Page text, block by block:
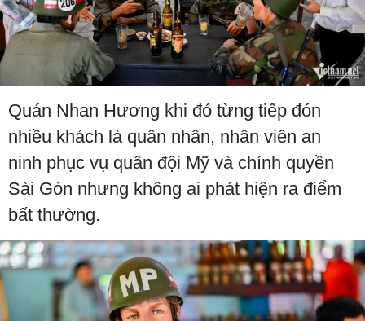
Quán Nhan Hương khi đó từng tiếp đón
nhiều khách là quân nhân, nhân viên an
ninh phục vụ quân đội Mỹ và chính quyền
Sài Gòn nhưng không ai phát hiện ra điểm
bất thường.